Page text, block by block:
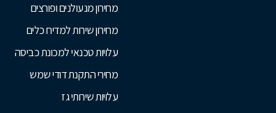
מחירון מנעולנים ופורצים
מחירון שירות למדיח כלים
עלויות טכנאי למכונת כביסה
מחירי התקנת דודי שמש
עלויות שירותי גז